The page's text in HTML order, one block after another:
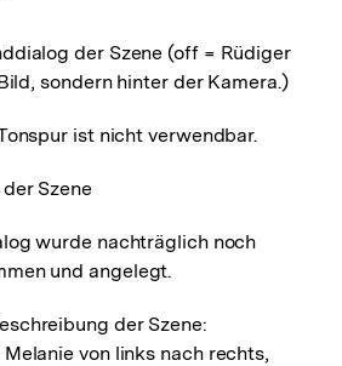
der Szene (off = Rüdiger
sondern hinter der Kamera.)
ist nicht verwendbar.
Szene
wurde nachträglich noch
und angelegt.
der Szene:
von links nach rechts,